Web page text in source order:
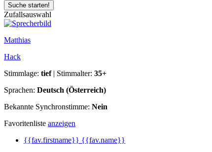
Zufallsauswahl
Matthias
Hack
Stimmlage: tief | Stimmalter: 35+
Sprachen: Deutsch (Österreich)
Bekannte Synchronstimme: Nein
Favoritenliste anzeigen
{{fav.firstname}} {{fav.name}}